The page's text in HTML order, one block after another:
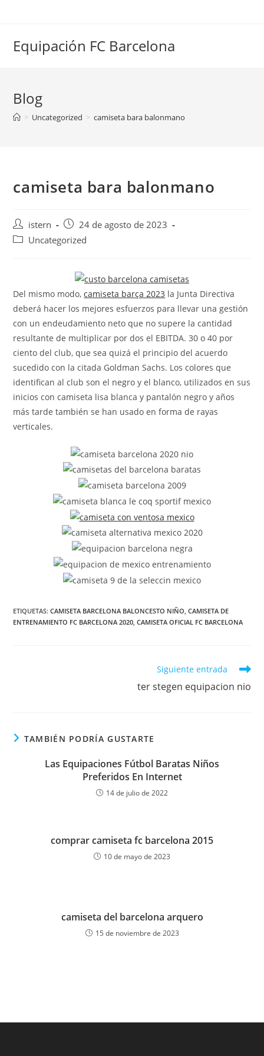
Equipación FC Barcelona
Blog
> Uncategorized > camiseta bara balonmano
camiseta bara balonmano
Autor
de
istern
Publicación
de
24 de agosto de 2023
Categoría
Uncategorized
Del mismo modo,camiseta barça 2023 la Junta Directiva
deberá hacer los mejores esfuerzos para llevar una gestión
con un endeudamiento neto que no supere la cantidad
resultante de multiplicar por dos el EBITDA. 30 o 40 por
ciento del club, que sea quizá el principio del acuerdo
sucedido con la citada Goldman Sachs. Los colores que
identifican al club son el negro y el blanco, utilizados en sus
inicios con camiseta lisa blanca y pantalón negro y años
más tarde también se han usado en forma de rayas
verticales.
ETIQUETAS:CAMISETA BARCELONA BALONCESTO NIÑO CAMISETA DE
ENTRENAMIENTO FC BARCELONA 2020 CAMISETA OFICIAL FC BARCELONA
Siguiente entrada
ter stegen equipacion nio
TAMBIÉN PODRÍA GUSTARTE
Las Equipaciones Fútbol Baratas Niños
Preferidos En Internet
14 de julio de 2022
comprar camiseta fc barcelona 2015
10 de mayo de 2023
camiseta del barcelona arquero
15 de noviembre de 2023